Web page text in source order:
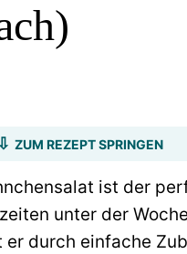
ZUM REZEPT SPRINGEN
ist der
unter der
durch einfache